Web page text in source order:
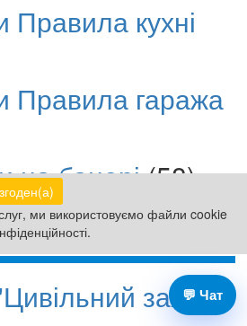
ми використовуємо файли cookie
Правила кухні
Правила гаража
на банері(58)
(38)
захист"
💬 Чат